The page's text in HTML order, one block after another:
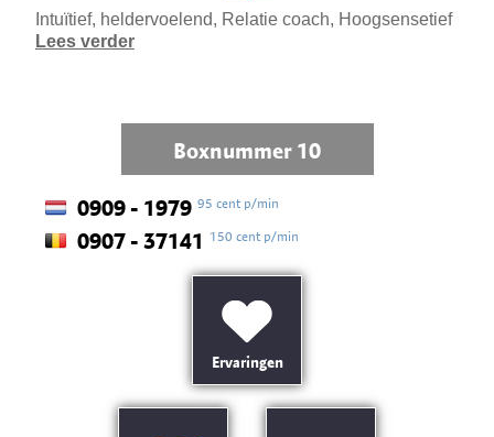
Intuïtief, heldervoelend, Relatie coach, Hoogsensetief
Lees verder
Boxnummer 10
0909 - 1979 95 cent p/min
0907 - 37141 150 cent p/min
Ervaringen